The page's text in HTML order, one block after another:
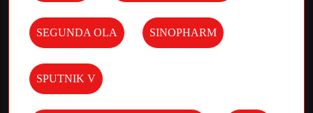
SEGUNDA OLA SINOPHARM
SPUTNIK V